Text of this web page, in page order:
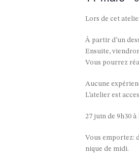
Lors de cet
À partir d’un
Ensuite,
Vous pourrez
Aucune
L’atelier est
27 juin de 9h30 à
Vous emportez:
nique de midi.